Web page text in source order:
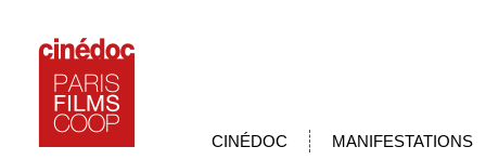
CINÉDOC MANIFESTATIONS